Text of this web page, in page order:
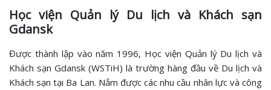
Học viện Quản lý Du lịch và Khách sạn
Gdansk
Được thành lập vào năm 1996, Học viện Quản lý Du lịch và
Khách sạn Gdansk (WSTiH) là trường hàng đầu về Du lịch và
Khách sạn tại Ba Lan. Nắm được các nhu cầu nhân lực và công